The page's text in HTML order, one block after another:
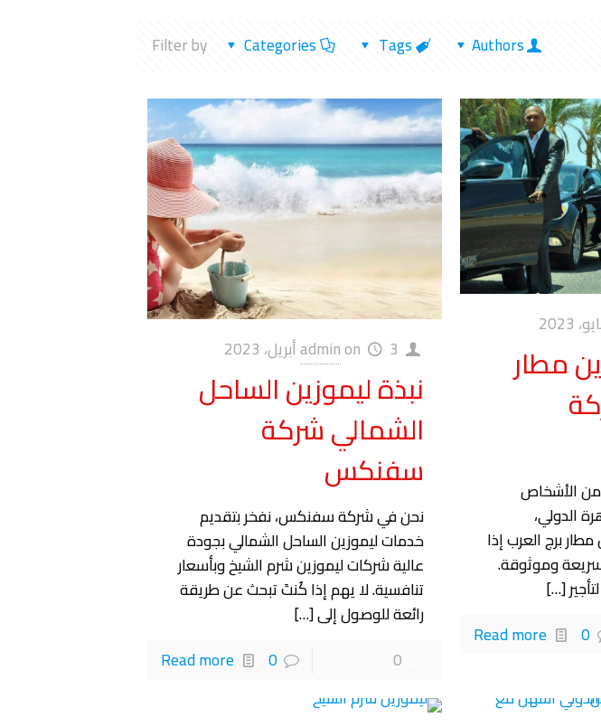
Filter by Categories Tags Authors
مطار
الأشخاص
الدولي،
برج العرب إذا
وموثوقة.
[…]
0
Read more
adminon 3 أبريل، 2023
نبذة ليموزين الساحل
الشمالي شركة
سفنكس
نحن في شركة سفنكس، نفخر بتقديم
خدمات ليموزين الساحل الشمالي بجودة
عالية شركات ليموزين شرم الشيخ وبأسعار
تنافسية. لا يهم إذا كُنتَ تبحث عن طريقة
رائعة للوصول إلى[…]
0
0
Read more